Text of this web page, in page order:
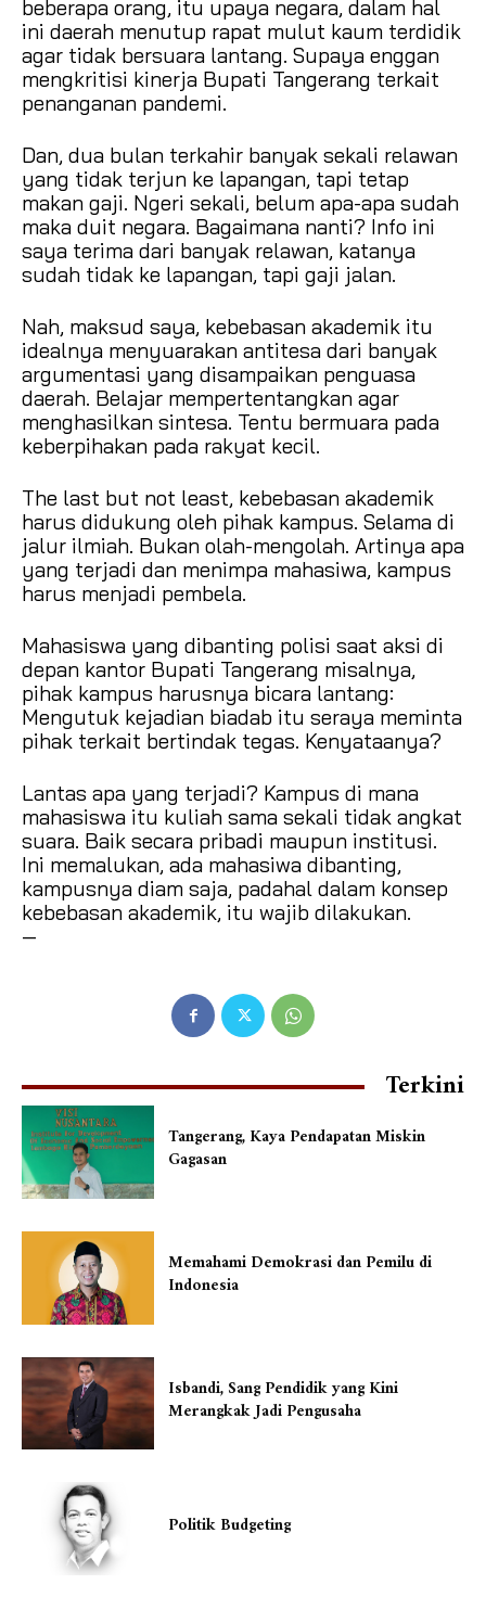
beberapa orang, itu upaya negara, dalam hal
ini daerah menutup rapat mulut kaum terdidik
agar tidak bersuara lantang. Supaya enggan
mengkritisi kinerja Bupati Tangerang terkait
penanganan pandemi.
Dan, dua bulan terkahir banyak sekali relawan
yang tidak terjun ke lapangan, tapi tetap
makan gaji. Ngeri sekali, belum apa-apa sudah
maka duit negara. Bagaimana nanti? Info ini
saya terima dari banyak relawan, katanya
sudah tidak ke lapangan, tapi gaji jalan.
Nah, maksud saya, kebebasan akademik itu
idealnya menyuarakan antitesa dari banyak
argumentasi yang disampaikan penguasa
daerah. Belajar mempertentangkan agar
menghasilkan sintesa. Tentu bermuara pada
keberpihakan pada rakyat kecil.
The last but not least, kebebasan akademik
harus didukung oleh pihak kampus. Selama di
jalur ilmiah. Bukan olah-mengolah. Artinya apa
yang terjadi dan menimpa mahasiwa, kampus
harus menjadi pembela.
Mahasiswa yang dibanting polisi saat aksi di
depan kantor Bupati Tangerang misalnya,
pihak kampus harusnya bicara lantang:
Mengutuk kejadian biadab itu seraya meminta
pihak terkait bertindak tegas. Kenyataanya?
Lantas apa yang terjadi? Kampus di mana
mahasiswa itu kuliah sama sekali tidak angkat
suara. Baik secara pribadi maupun institusi.
Ini memalukan, ada mahasiwa dibanting,
kampusnya diam saja, padahal dalam konsep
kebebasan akademik, itu wajib dilakukan.
—
Terkini
Tangerang, Kaya Pendapatan Miskin
Gagasan
Memahami Demokrasi dan Pemilu di
Indonesia
Isbandi, Sang Pendidik yang Kini
Merangkak Jadi Pengusaha
Politik Budgeting